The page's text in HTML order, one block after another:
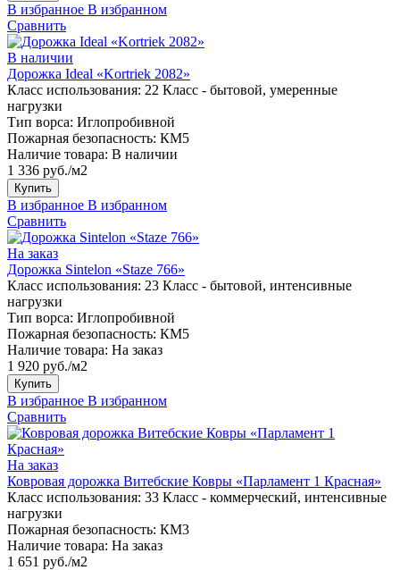
В избранное В избранном
Сравнить
В наличии
Дорожка Ideal «Kortriek 2082»
Класс использования: 22 Класс - бытовой, умеренные
нагрузки
Тип ворса: Иглопробивной
Пожарная безопасность: КМ5
Наличие товара: В наличии
1 336 руб./м2
Купить
В избранное В избранном
Сравнить
На заказ
Дорожка Sintelon «Staze 766»
Класс использования: 23 Класс - бытовой, интенсивные
нагрузки
Тип ворса: Иглопробивной
Пожарная безопасность: КМ5
Наличие товара: На заказ
1 920 руб./м2
Купить
В избранное В избранном
Сравнить
На заказ
Ковровая дорожка Витебские Ковры «Парламент 1 Красная»
Класс использования: 33 Класс - коммерческий, интенсивные
нагрузки
Пожарная безопасность: КМ3
Наличие товара: На заказ
1 651 руб./м2